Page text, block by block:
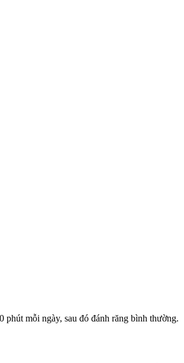
mỗi ngày, sau đó đánh răng bình thường.